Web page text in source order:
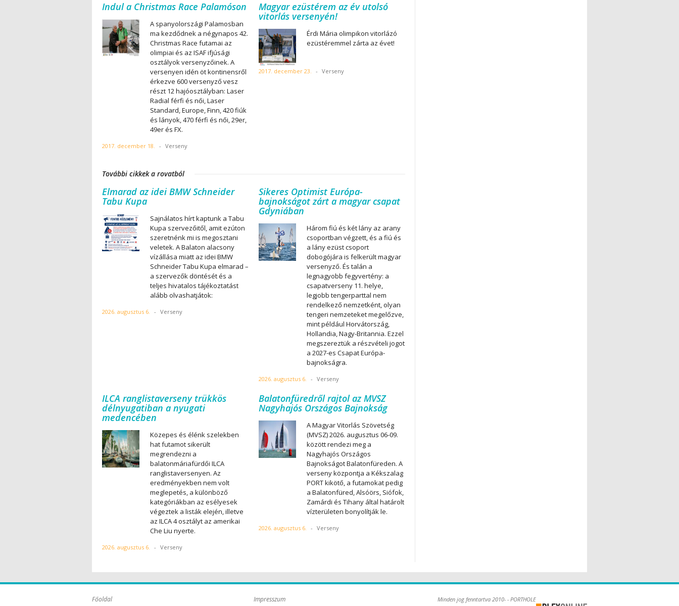
Indul a Christmas Race Palamóson
A spanyolországi Palamosban
ma kezdődnek a négynapos 42.
Christmas Race futamai az
olimpiai és az ISAF ifjúsági
osztályok versenyzőinek. A
versenyen idén öt kontinensről
érkezve 600 versenyző vesz
részt 12 hajóosztályban: Laser
Radial férfi és női, Laser
Standard, Europe, Finn, 420 fiúk
és lányok, 470 férfi és női, 29er,
49er és FX.
2017. december 18. - Verseny
Magyar ezüstérem az év utolsó
vitorlás versenyén!
Érdi Mária olimpikon vitorlázó
ezüstéremmel zárta az évet!
2017. december 23. - Verseny
További cikkek a rovatból
Elmarad az idei BMW Schneider
Tabu Kupa
Sajnálatos hírt kaptunk a Tabu
Kupa szervezőitől, amit ezúton
szeretnénk mi is megosztani
veletek. A Balaton alacsony
vízállása miatt az idei BMW
Schneider Tabu Kupa elmarad –
a szervezők döntését és a
teljes hivatalos tájékoztatást
alább olvashatjátok:
2026. augusztus 6. - Verseny
Sikeres Optimist Európa-
bajnokságot zárt a magyar csapat
Gdyniában
Három fiú és két lány az arany
csoportban végzett, és a fiú és
a lány ezüst csoport
dobogójára is felkerült magyar
versenyző. És talán a
legnagyobb fegyvertény: a
csapatverseny 11. helye,
legjobb tengerparttal nem
rendelkező nemzetként, olyan
tengeri nemzeteket megelőzve,
mint például Horvátország,
Hollandia, Nagy-Britannia. Ezzel
megszereztük a részvételi jogot
a 2027-es Csapat Európa-
bajnokságra.
2026. augusztus 6. - Verseny
ILCA ranglistaverseny trükkös
délnyugatiban a nyugati
medencében
Közepes és élénk szelekben
hat futamot sikerült
megrendezni a
balatonmáriafürdői ILCA
ranglistaversenyen. Az
eredményekben nem volt
meglepetés, a különböző
kategóriákban az esélyesek
végeztek a listák elején, illetve
az ILCA 4 osztályt az amerikai
Che Liu nyerte.
2026. augusztus 6. - Verseny
Balatonfüredről rajtol az MVSZ
Nagyhajós Országos Bajnokság
A Magyar Vitorlás Szövetség
(MVSZ) 2026. augusztus 06-09.
között rendezi meg a
Nagyhajós Országos
Bajnokságot Balatonfüreden. A
verseny központja a Kékszalag
PORT kikötő, a futamokat pedig
a Balatonfüred, Alsóörs, Siófok,
Zamárdi és Tihany által határolt
vízterületen bonyolítják le.
2026. augusztus 6. - Verseny
Főoldal
Impresszum
Minden jog fenntartva 2010- - PORTHOLE